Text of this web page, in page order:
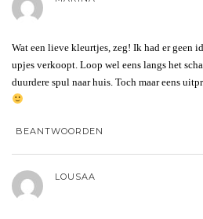
Wat een lieve kleurtjes, zeg! Ik had er geen
upjes verkoopt. Loop wel eens langs het
duurdere spul naar huis. Toch maar eens
BEANTWOORDEN
LOUSAA